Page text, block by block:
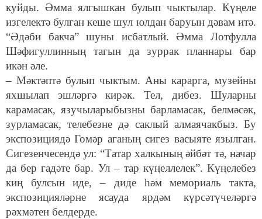
куйды. Әмма ялгышкан булып чыктылар. Күңеле
изгелектә булган кеше шул юлдан баруын дәвам итә.
“Әдәби бакча” шуны исбатлый. Әмма Лотфулла
Шәфигуллинның тагын да зуррак планнары бар
икән әле.
– Мәктәптә булып чыктым. Аны карарга, музейны
яхшылап эшләргә кирәк. Тел, дибез. Шуларны
карамасак, язучыларыбызны барламасак, белмәсәк,
зурламасак, телебезне дә саклый алмаячакбыз. Бу
экспозициядә Гомәр аганың сигез васыяте язылган.
Сигезенчесендә ул: “Татар халкының әйбәт тә, начар
да бер гадәте бар. Ул – тар күңеллелек”. Күңелебез
киң булсын иде, – диде һәм мемориаль такта,
экспозицияләрне ясауда ярдәм күрсәтүчеләргә
рәхмәтен белдерде.